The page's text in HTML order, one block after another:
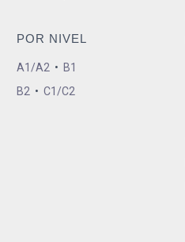
POR NIVEL
A1/A2 • B1
B2 • C1/C2